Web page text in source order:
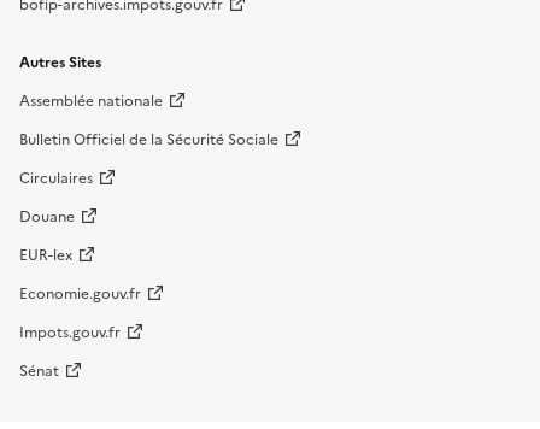
bofip-archives.impots.gouv.fr
Autres Sites
Assemblée nationale
Bulletin Officiel de la Sécurité Sociale
Circulaires
Douane
EUR-lex
Economie.gouv.fr
Impots.gouv.fr
Sénat